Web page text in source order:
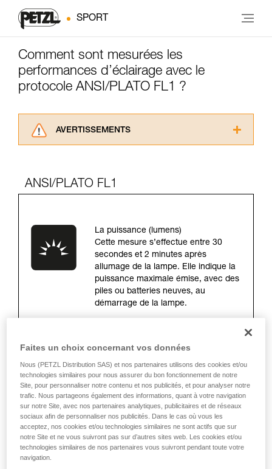
SPORT
Comment sont mesurées les
performances d’éclairage avec le
protocole ANSI/PLATO FL1 ?
AVERTISSEMENTS
consulter. Vous devez avoir compris les
informations de la notice technique pour
Maîtriser ces techniques nécessite une
formation et un entraînement spécifique. Validez
avec un professionnel votre capacité à refaire
la manipulation, seul, en toute sécurité, avant
de la reproduire en autonomie.
Nous donnons des exemples de techniques
liées à votre activité. Il peut en exister d’autres
ANSI/PLATO FL1
La puissance (lumens)
Cette mesure s’effectue entre 30
secondes et 2 minutes après
allumage de la lampe. Elle indique la
puissance maximale émise, avec des
piles ou batteries neuves, au
démarrage de la lampe.
La distance d’éclairage (mètres)
la lampe et l’endroit où il ne reste que
0,25 lux d’éclairement. La mesure est
faite à l’allumage avec des piles ou
batteries neuves. La distance
d’éclairage dépend directement de la
puissance d’éclairage, mais surtout
de la forme du faisceau.
Faites un choix concernant vos données
Nous (PETZL Distribution SAS) et nos partenaires utilisons des cookies et/ou
technologies similaires pour nous assurer du bon fonctionnement de notre
Site, pour personnaliser notre contenu et nos publicités, et pour analyser notre
trafic. Nous partageons également des informations, quant à votre navigation
sur notre Site, avec nos partenaires analytiques, publicitaires et de réseaux
sociaux afin de personnaliser nos publicités. Dans le cas où vous les
acceptez, nos cookies et/ou technologies similaires ne sont actifs que sur
notre Site et ne vous suivront pas sur d’autres sites web. Les cookies et/ou
technologies similaires de nos partenaires vous suivront pendant toute votre
navigation.